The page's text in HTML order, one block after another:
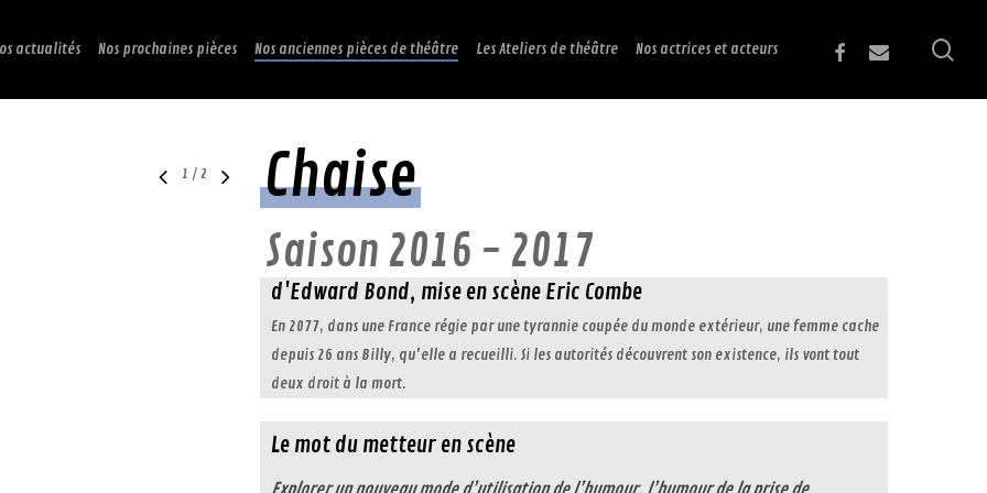
actualités Nos prochaines pièces Nos anciennes pièces de théâtre Les Ateliers de théâtre Nos actrices et acteurs facebookemail
1/2 Chaise
Saison 2016 - 2017
d'Edward Bond, mise en scène Eric Combe
En 2077, dans une France régie par une tyrannie coupée du monde extérieur, une femme cache
depuis 26 ans Billy, qu'elle a recueilli. Si les autorités découvrent son existence, ils vont tout
deux droit à la mort.
Le mot du metteur en scène